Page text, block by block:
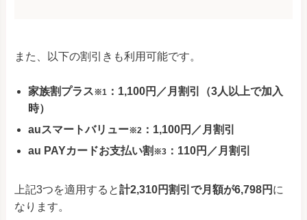
また、以下の割引きも利用可能です。
家族割プラス※1 ：1,100円／月割引（3人以上で加入
時）
auスマートバリュー※2 ：1,100円／月割引
au PAYカードお支払い割 ※3 ：110円／月割引
上記3つを適用すると計2,310円割引で月額が6,798円 に
なります。